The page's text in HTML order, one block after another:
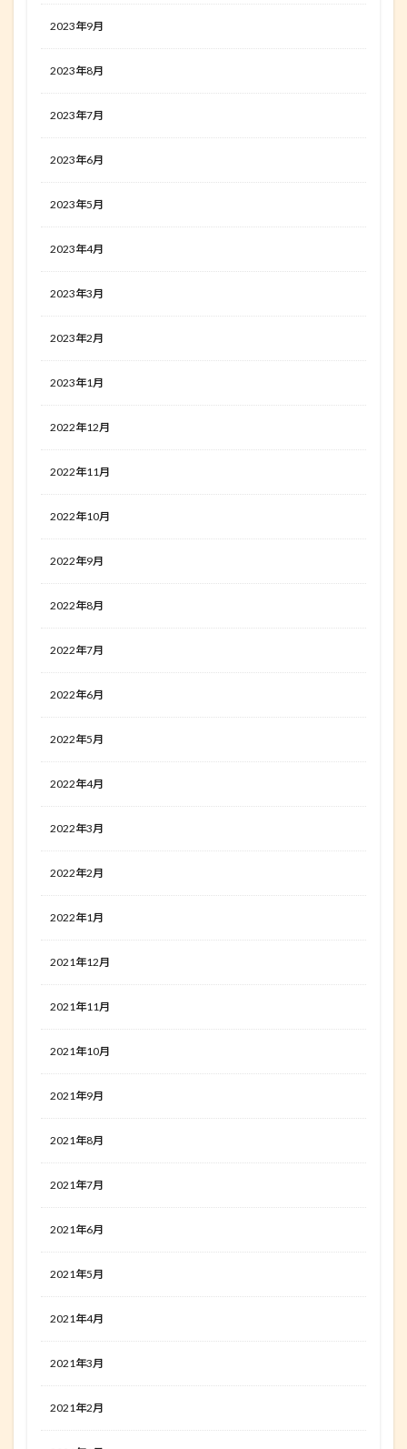
2023年9月
2023年8月
2023年7月
2023年6月
2023年5月
2023年4月
2023年3月
2023年2月
2023年1月
2022年12月
2022年11月
2022年10月
2022年9月
2022年8月
2022年7月
2022年6月
2022年5月
2022年4月
2022年3月
2022年2月
2022年1月
2021年12月
2021年11月
2021年10月
2021年9月
2021年8月
2021年7月
2021年6月
2021年5月
2021年4月
2021年3月
2021年2月